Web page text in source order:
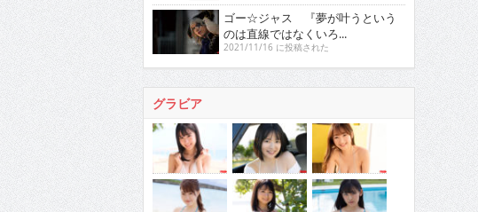
ゴー☆ジャス 『夢が叶うという
のは直線ではなくいろ...
2021/11/16 に投稿された
グラビア